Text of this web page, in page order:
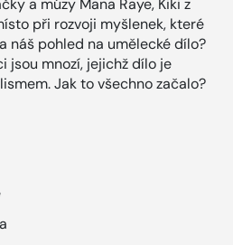
a múzy Mana Raye, Kiki z
při rozvoji myšlenek, které
náš pohled na umělecké dílo?
jsou mnozí, jejichž dílo je
Jak to všechno začalo?